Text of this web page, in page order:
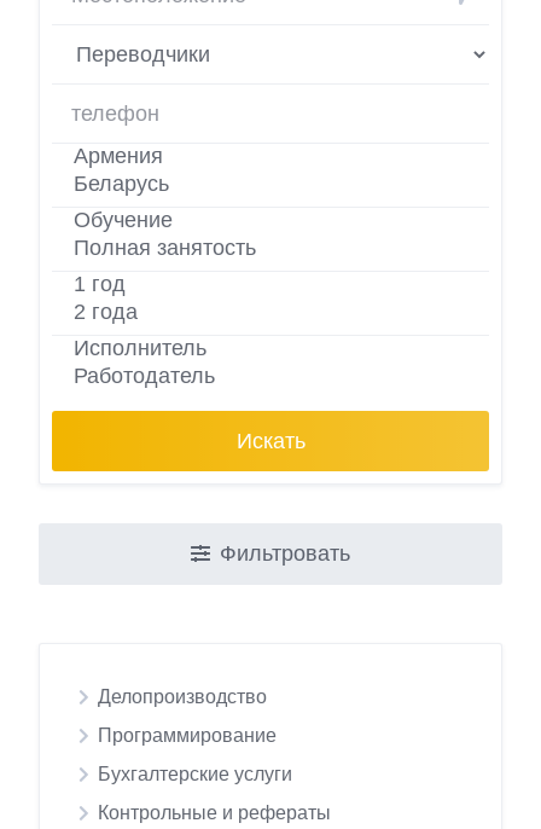
Искать
Фильтровать
Делопроизводство
Программирование
Бухгалтерские услуги
Контрольные и рефераты